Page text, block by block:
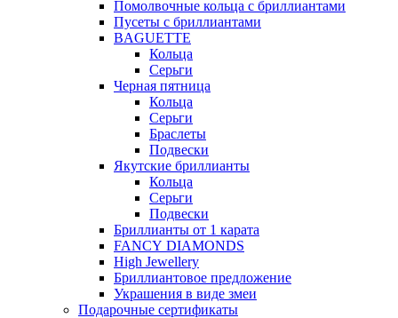
Помолвочные кольца с бриллиантами
Пусеты с бриллиантами
BAGUETTE
Кольца
Серьги
Черная пятница
Кольца
Серьги
Браслеты
Подвески
Якутские бриллианты
Кольца
Серьги
Подвески
Бриллианты от 1 карата
FANCY DIAMONDS
High Jewellery
Бриллиантовое предложение
Украшения в виде змеи
Подарочные сертификаты